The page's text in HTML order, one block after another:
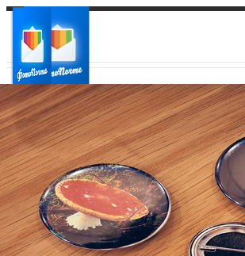
Ваш город:
Ваш регион доставки
Выберите из списка: